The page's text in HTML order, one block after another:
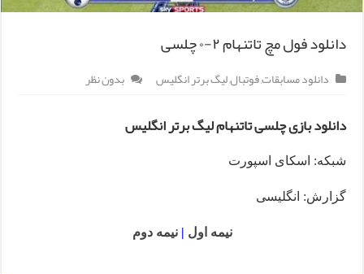
دانلود فول مچ تاتنهام ۲-۰ چلسی
دانلود مسابقات,فوتبال,لیگ برتر انگلیس بدون نظر
دانلود بازی چلسی تاتنهام لیگ برتر انگلیس
شبکه: اسکای اسپورت
گزارش: انگلیسی
نیمه اول |نیمه دوم